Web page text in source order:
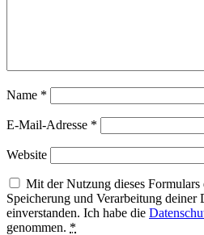
Name *
E-Mail-Adresse *
Website
Mit der Nutzung dieses
Speicherung und Verarbeitung deiner
einverstanden. Ich habe die
genommen. *